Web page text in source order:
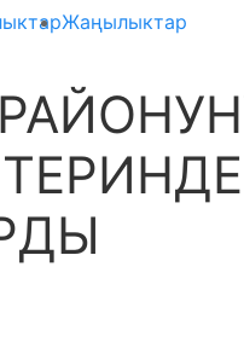
Жаңылыктар